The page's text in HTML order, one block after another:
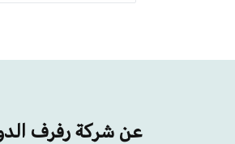
عن شركة رفرف